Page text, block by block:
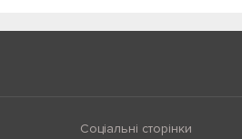
Соціальні сторінки